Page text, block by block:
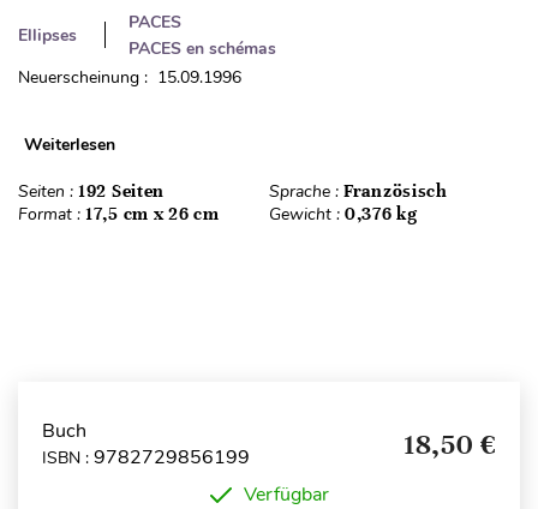
Ellipses
PACES
PACES en schémas
Neuerscheinung : 15.09.1996
Weiterlesen
Seiten : 192 Seiten Sprache : Französisch
Format : 17,5 cm x 26 cm Gewicht : 0,376 kg
Buch
ISBN : 9782729856199 18,50 €
Verfügbar